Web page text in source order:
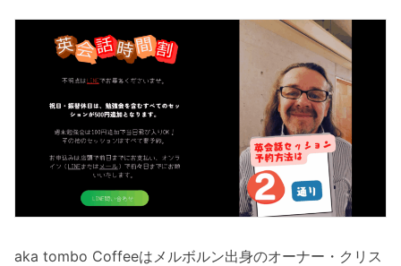
aka tombo Coffeeはメルボルン出身のオーナー・クリス